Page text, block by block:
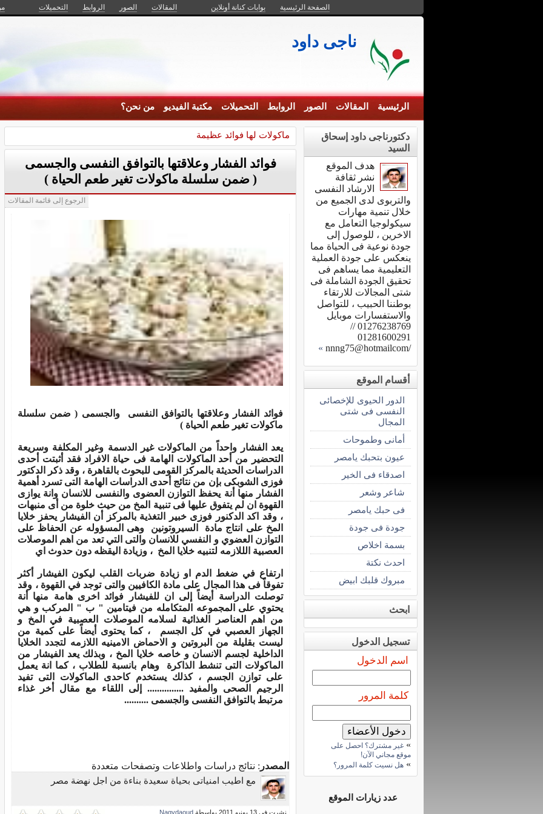
الصفحة الرئيسية بوابات كنانة أونلاين المقالات الصور الروابط التحميلات
ناجى داود
الرئيسية المقالات الصور الروابط التحميلات مكتبة الفيديو من نحن؟
ماكولات لها فوائد عظيمة
فوائد الفشار وعلاقتها بالتوافق النفسى والجسمى
( ضمن سلسلة ماكولات تغير طعم الحياة )
الرجوع إلى قائمة المقالات
فوائد الفشار وعلاقتها بالتوافق النفسى والجسمى ( ضمن سلسلة
ماكولات تغير طعم الحياة )
يعد الفشار واحداً من الماكولات غير الدسمة وغير المكلفة وسريعة
التحضير من أحد الماكولات الهامة فى حياة الافراد فقد أثبتت أحدى
الدراسات الحديثة بالمركز القومى للبحوث بالقاهرة ، وقد ذكر الدكتور
فوزى الشوبكى بإن من نتائج أحدى الدراسات الهامة التى تسرد أهمية
الفشار منها أنة يحفظ التوازن العضوى والنفسى للانسان وانة يوازى
القهوة ان لم يتفوق عليها فى تنبية المخ من حيث خلوة من أى منبهات
، وقد اكد الدكنور فوزى خبير التغذية بالمركز أن الفيشار يحفز خلايا
المخ على
انتاج مادة السيروتونين وهى المسؤوله عن الحفاظ على
التوازن العضوي و
النفسي للانسان والتى التي تعد من اهم الموصلات
العصبية الللازمه لتنبيه خلايا المخ ، وزيادة اليقظه دون حدوث اي
ارتفاع في ضغط الدم او زيادة ضربات القلب ليكون الفيشار أكثر
تفوقاً فى هذا المجال على مادة الكافيين والتى توجد في القهوة ، وقد
توصلت الدراسة أيضاً إلى ان للفيشار فوائد اخرى هامة منها أنة
يحتوي على المجموعه المتكامله من فيتامين " ب " المركب و هي
من
اهم العناصر الغذائية لسلامه الموصلات العصبية في المخ و
الجهاز العصبي في كل الجسم
، كما يحتوى أيضاً على كمية من
ليست بقليلة من البروتين و
الاحماض الامينيه اللازمه لتجدد
الخلايا
الداخلية لجسم الانسان و خاصه خلايا المخ ، وبذلك يعد الفيشار من
الماكولات التى تنشط الذاكرة وهام بانسبة للطلاب ، كما انة يعمل
على توازن الجسم ، كذلك يستخدم كاحدى الماكولات التى تفيد
الرجيم الصحى والمفيد ............... إلى اللقاء مع مقال أخر غذاء
مرتبط بالتوافق النفسى والجسمى ..........
المصدر : نتائج دراسات واطلاعات وتصفحات متعددة
مع اطيب امنياتى بحياة سعيدة بناءة من اجل نهضة مصر
نشرت فى 13 يونيو 2011 بواسطة Nagydaoud
دكتورناجى داود إسحاق
السيد
هدف الموقع
نشر ثقافة
الارشاد النفسى
والتربوى لدى الجميع من
خلال تنمية مهارات
سيكولوجيا التعامل مع
الاخرين ، للوصول إلى
جودة نوعية فى الحياة مما
ينعكس على جودة العملية
التعليمية مما يساهم فى
تحقيق الجودة الشاملة فى
شتى المجالات للارتقاء
بوطننا الحبيب ، للتواصل
والاستفسارات موبايل
01276238769 //
01281600291
/nnng75@hotmailcom
»
أقسام الموقع
الدور الحيوى للإخصائى
النفسى فى شتى
المجال
أمانى وطموحات
عيون بتحبك يامصر
اصدقاء فى الخير
شاعر وشعر
فى حبك يامصر
جودة فى جودة
بسمة اخلاص
احدث نكتة
مبروك قلبك ابيض
ابحث
تسجيل الدخول
اسم الدخول
كلمة المرور
» غير مشترك؟ احصل على
موقع مجاني الآن!
» هل نسيت كلمة المرور؟
عدد زيارات الموقع